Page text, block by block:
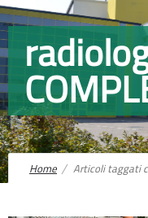
Home Articoli taggati